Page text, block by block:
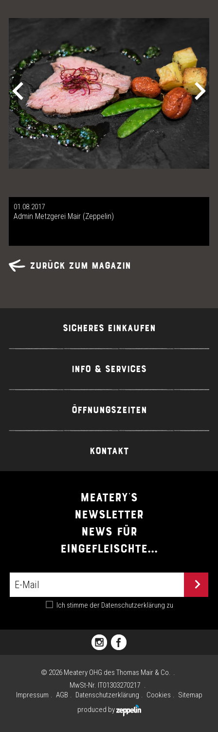
01.08.2017
Admin Metzgerei Mair (Zeppelin)
Zurück zum Magazin
SICHERES EINKAUFEN
INFO & SERVICES
ÖFFNUNGSZEITEN
KONTAKT
MEATERY'S
NEWSLETTER
NEWS FÜR
EINGEFLEISCHTE...
Ich stimme der Datenschutzerklärung zu
39030 OLANG
© 2026 Meatery OHG des Thomas Mair & Co.
MwSt-Nr. IT01303270217
Impressum
AGB Datenschutzerklärung Cookies
Sitemap
produced by